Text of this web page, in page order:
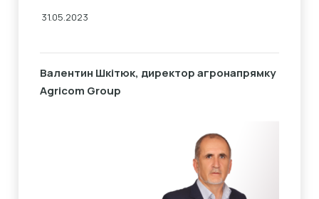
31.05.2023
Валентин Шкітюк, директор агронапрямку
Agricom Group